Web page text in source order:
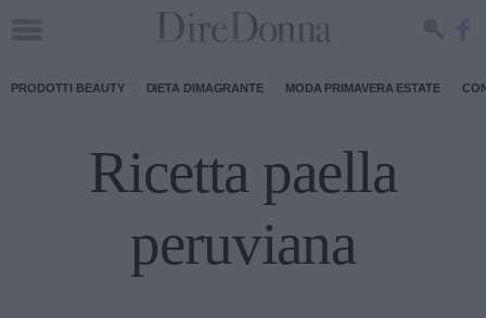
PRODOTTI BEAUTY DIETA DIMAGRANTE MODA PRIMAVERA ESTATE
Ricetta paella
peruviana